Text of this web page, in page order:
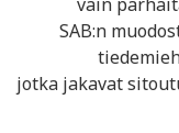
SAB:n
jotka jakavat